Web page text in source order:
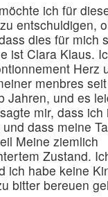
ich für
entschuldigen,
dies für mich
ist Clara Klaus.
Herz
menbres
Jahren, und es
mir, dass ich
dass meine
Meine ziemlich
Zustand.
ich habe keine
bitter bereuen